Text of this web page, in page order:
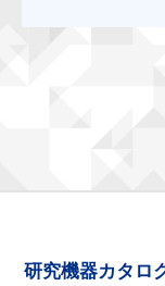
研究機器カタロ